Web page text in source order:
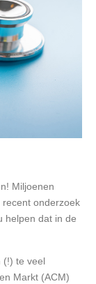
Miljoenen
onderzoek
helpen dat in de
(!) te veel
Markt (ACM)